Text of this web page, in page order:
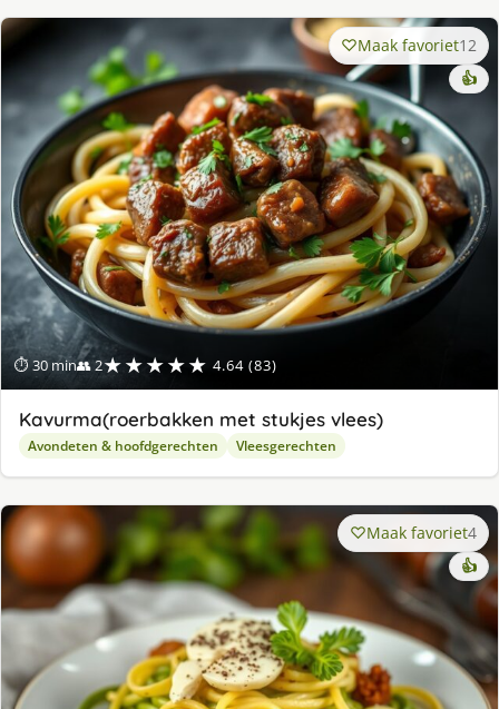
⏱ 30 min👥 2★★★★★ 4.64 (83)
Maak favoriet12
👍
Kavurma(roerbakken met stukjes vlees)
Avondeten & hoofdgerechten Vleesgerechten
Maak favoriet4
👍